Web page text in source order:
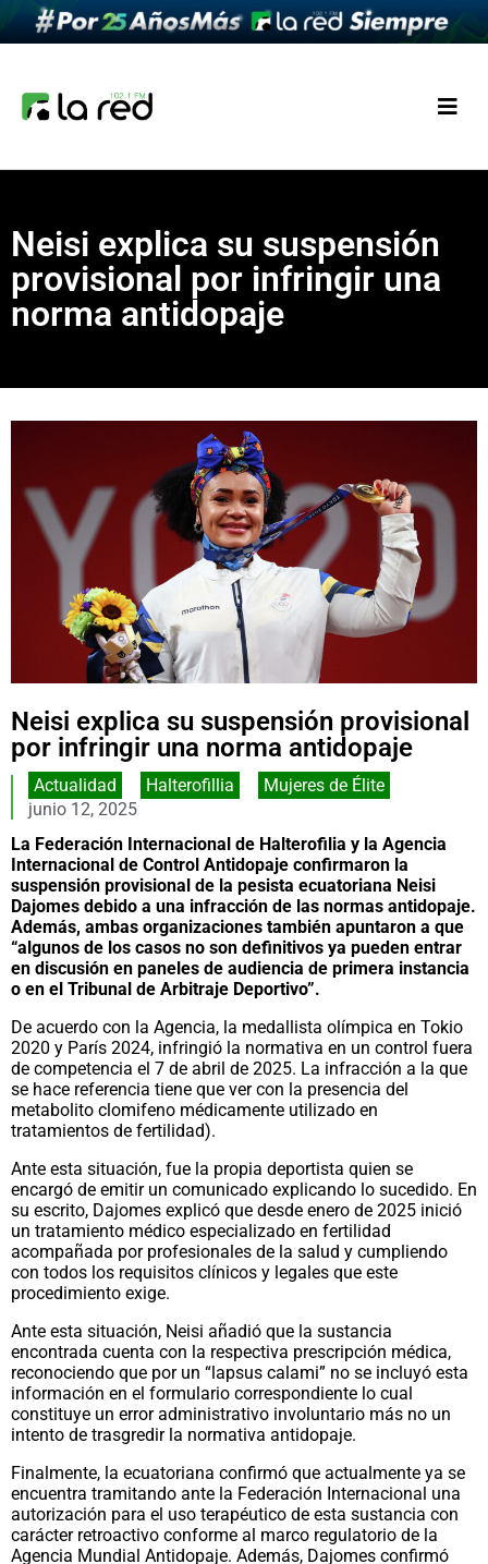
Neisi explica su suspensión
provisional por infringir una
norma antidopaje
Neisi explica su suspensión provisional
por infringir una norma antidopaje
Actualidad Halterofillia
Mujeres de Élite
junio 12, 2025
La Federación Internacional de Halterofilia y la Agencia
Internacional de Control Antidopaje confirmaron la
suspensión provisional de la pesista ecuatoriana Neisi
Dajomes debido a una infracción de las normas antidopaje.
Además, ambas organizaciones también apuntaron a que
“algunos de los casos no son definitivos ya pueden entrar
en discusión en paneles de audiencia de primera instancia
o en el Tribunal de Arbitraje Deportivo”.
De acuerdo con la Agencia, la medallista olímpica en Tokio
2020 y París 2024, infringió la normativa en un control fuera
de competencia el 7 de abril de 2025. La infracción a la que
se hace referencia tiene que ver con la presencia del
metabolito clomifeno médicamente utilizado en
tratamientos de fertilidad).
Ante esta situación, fue la propia deportista quien se
encargó de emitir un comunicado explicando lo sucedido. En
su escrito, Dajomes explicó que desde enero de 2025 inició
un tratamiento médico especializado en fertilidad
acompañada por profesionales de la salud y cumpliendo
con todos los requisitos clínicos y legales que este
procedimiento exige.
Ante esta situación, Neisi añadió que la sustancia
encontrada cuenta con la respectiva prescripción médica,
reconociendo que por un “lapsus calami” no se incluyó esta
información en el formulario correspondiente lo cual
constituye un error administrativo involuntario más no un
intento de trasgredir la normativa antidopaje.
Finalmente, la ecuatoriana confirmó que actualmente ya se
encuentra tramitando ante la Federación Internacional una
autorización para el uso terapéutico de esta sustancia con
carácter retroactivo conforme al marco regulatorio de la
Agencia Mundial Antidopaje. Además, Dajomes confirmó